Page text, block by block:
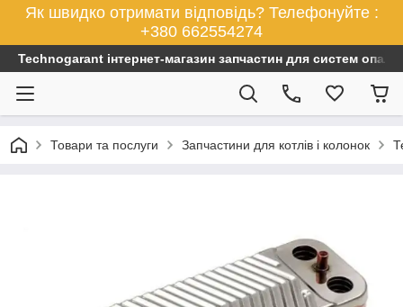
Як швидко отримати відповідь? Телефонуйте :
+380 662554274
Technogarant інтернет-магазин запчастин для систем
Товари та послуги Запчастини для котлів і колонок